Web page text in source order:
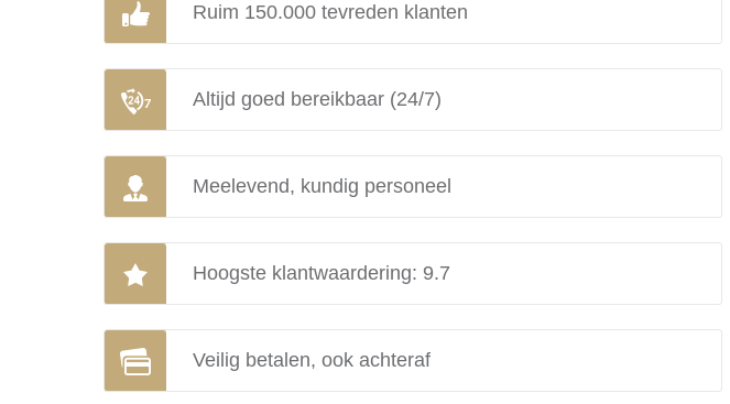
Ruim 150.000 tevreden klanten
Altijd goed bereikbaar (24/7)
Meelevend, kundig personeel
Hoogste klantwaardering: 9.7
Veilig betalen, ook achteraf